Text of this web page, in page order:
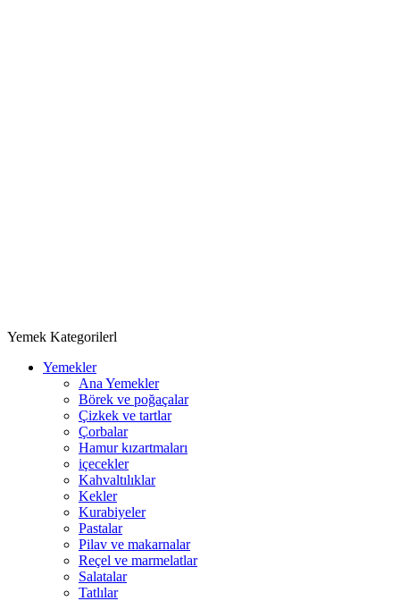
Yemek Kategorilerl
Yemekler
Ana Yemekler
Börek ve poğaçalar
Çizkek ve tartlar
Çorbalar
Hamur kızartmaları
içecekler
Kahvaltılıklar
Kekler
Kurabiyeler
Pastalar
Pilav ve makarnalar
Reçel ve marmelatlar
Salatalar
Tatlılar